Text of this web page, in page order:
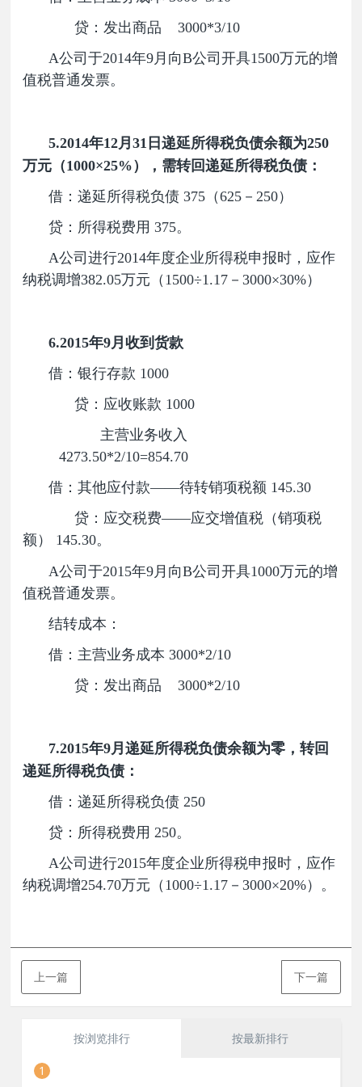
贷：发出商品 3000*3/10
A公司于2014年9月向B公司开具1500万元的增
值税普通发票。
5.2014年12月31日递延所得税负债余额为250
万元（1000×25%），需转回递延所得税负债：
借：递延所得税负债 375（625－250）
贷：所得税费用 375。
A公司进行2014年度企业所得税申报时，应作
纳税调增382.05万元（1500÷1.17－3000×30%）
6.2015年9月收到货款
借：银行存款 1000
贷：应收账款 1000
主营业务收入
4273.50*2/10=854.70
借：其他应付款——待转销项税额 145.30
贷：应交税费——应交增值税（销项税
额） 145.30。
A公司于2015年9月向B公司开具1000万元的增
值税普通发票。
结转成本：
借：主营业务成本 3000*2/10
贷：发出商品 3000*2/10
7.2015年9月递延所得税负债余额为零，转回
递延所得税负债：
借：递延所得税负债 250
贷：所得税费用 250。
A公司进行2015年度企业所得税申报时，应作
纳税调增254.70万元（1000÷1.17－3000×20%）。
上一篇 下一篇
按浏览排行 按最新排行
1